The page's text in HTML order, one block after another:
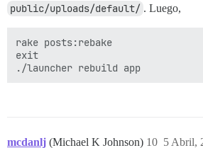
public/uploads/default/ . Luego,
rake posts:rebake
exit
mcdanlj (Michael K Johnson) 5 Abril,
10